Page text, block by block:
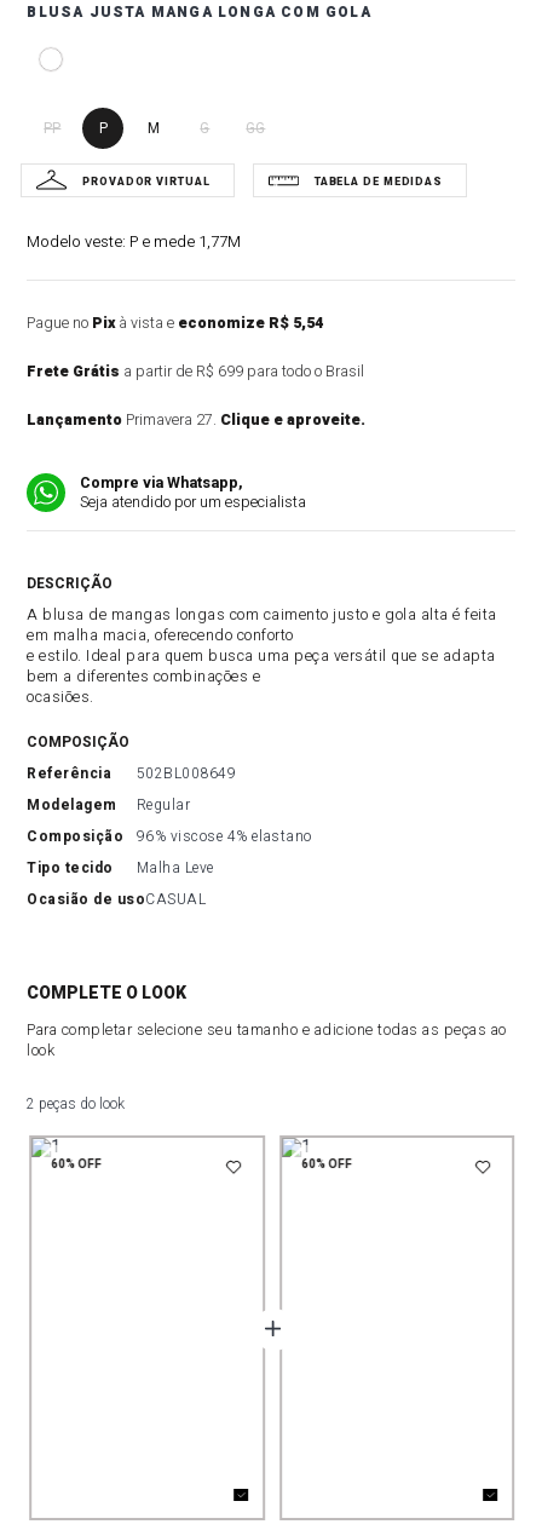
BLUSA JUSTA MANGA LONGA COM GOLA
PP P M G GG
Modelo veste: P e mede 1,77M
Pague no Pixà vista e economize R$ 5,54
Frete Grátis a partir de R$ 699 para todo o Brasil
Lançamento Primavera 27. Clique e aproveite.
Compre via Whatsapp,
Seja atendido por um especialista
A blusa de mangas longas com caimento justo e gola alta é feita
em malha macia, oferecendo conforto
e estilo. Ideal para quem busca uma peça versátil que se adapta
bem a diferentes combinações e
ocasiões.
COMPOSIÇÃO
referência
502BL008649
modelagem
Regular
composição
96% viscose 4% elastano
tipo tecido
Malha Leve
ocasião de usoCASUAL
COMPLETE O LOOK
Para completar selecione seu tamanho e adicione todas as peças ao
look
2 peças do look
60%OFF 60%OFF